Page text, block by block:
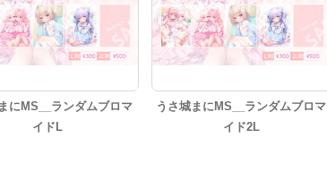
にMS__ランダムブロマ
イドL
うさ城まにMS__ランダムブロマ
イド2L